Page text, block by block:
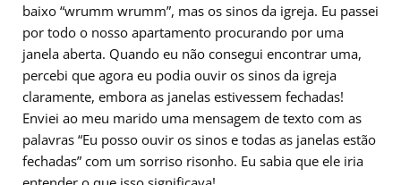
baixo “wrumm wrumm”, mas os sinos da igreja. Eu passei
por todo o nosso apartamento procurando por uma
janela aberta. Quando eu não consegui encontrar uma,
percebi que agora eu podia ouvir os sinos da igreja
claramente, embora as janelas estivessem fechadas!
Enviei ao meu marido uma mensagem de texto com as
palavras “Eu posso ouvir os sinos e todas as janelas estão
fechadas” com um sorriso risonho. Eu sabia que ele iria